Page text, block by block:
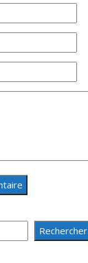
Rechercher